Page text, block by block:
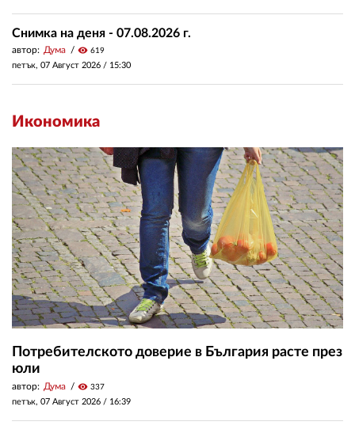
Снимка на деня - 07.08.2026 г.
автор: Дума visibility 619
петък, 07 Август 2026 / 15:30
Икономика
Потребителското доверие в България расте през
юли
автор: Дума visibility 337
петък, 07 Август 2026 / 16:39